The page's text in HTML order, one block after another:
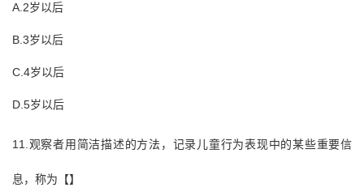
A.2岁以后
B.3岁以后
C.4岁以后
D.5岁以后
11.观察者用简洁描述的方法，记录儿童行为表现中的某些重要信
息，称为【】